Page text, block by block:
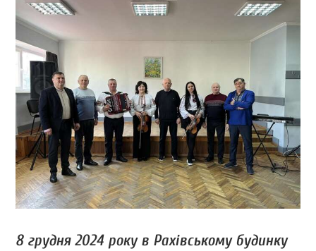
8 грудня 2024 року в Рахівському будинку